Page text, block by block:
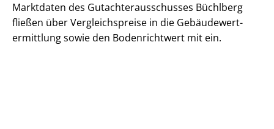
Marktdaten des Gut­ach­ter­aus­schus­ses Büchlberg
fließen über Ver­gleichs­prei­se in die Ge­bäu­de­wert­
ermitt­lung sowie den Bodenrichtwert mit ein.